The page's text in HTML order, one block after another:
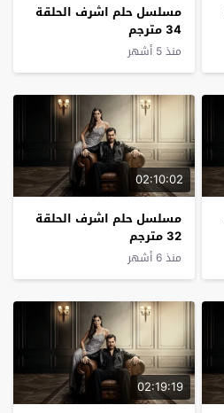
مسلسل حلم اشرف الحلقة
34 مترجم
منذ 5 أشهر
02:10:02
مسلسل حلم اشرف الحلقة
32 مترجم
منذ 6 أشهر
02:19:19